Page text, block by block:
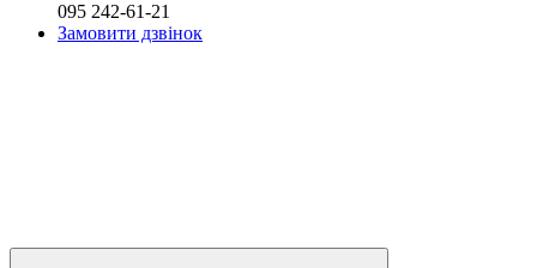
095 242-61-21
Замовити дзвінок